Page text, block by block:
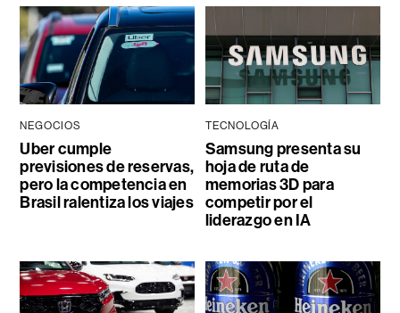
NEGOCIOS
Uber cumple
previsiones de reservas,
pero la competencia en
Brasil ralentiza los viajes
TECNOLOGÍA
Samsung presenta su
hoja de ruta de
memorias 3D para
competir por el
liderazgo en IA